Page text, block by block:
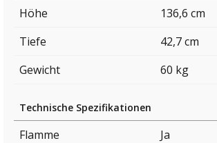
Höhe
136,6 cm
Tiefe
42,7 cm
Gewicht
60 kg
Technische Spezifikationen
Flamme
Ja